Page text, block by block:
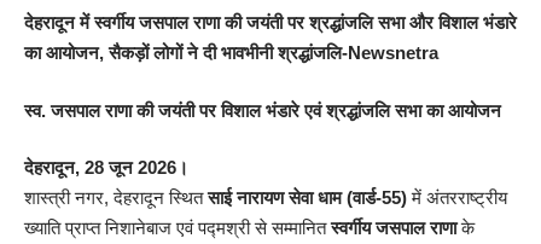
देहरादून में स्वर्गीय जसपाल राणा की जयंती पर श्रद्धांजलि सभा और विशाल भंडारे
का आयोजन, सैकड़ों लोगों ने दी भावभीनी श्रद्धांजलि-Newsnetra
स्व. जसपाल राणा की जयंती पर विशाल भंडारे एवं श्रद्धांजलि सभा का आयोजन
देहरादून, 28 जून 2026।
शास्त्री नगर, देहरादून स्थितसाई नारायण सेवा धाम (वार्ड-55)में अंतरराष्ट्रीय
ख्याति प्राप्त निशानेबाज एवं पद्मश्री से सम्मानितस्वर्गीय जसपाल राणाके